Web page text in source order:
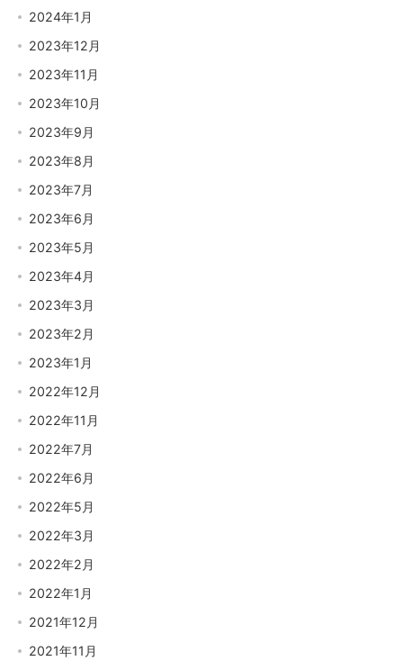
2024年1月
2023年12月
2023年11月
2023年10月
2023年9月
2023年8月
2023年7月
2023年6月
2023年5月
2023年4月
2023年3月
2023年2月
2023年1月
2022年12月
2022年11月
2022年7月
2022年6月
2022年5月
2022年3月
2022年2月
2022年1月
2021年12月
2021年11月